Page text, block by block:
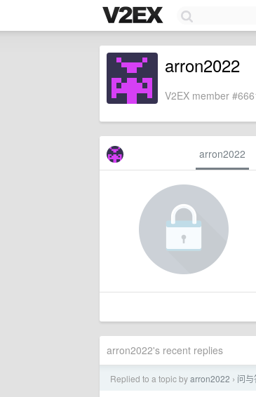
arron2022
V2EX member
arron2022
arron2022's recent replies
Replied to a topic byarron2022 › 问